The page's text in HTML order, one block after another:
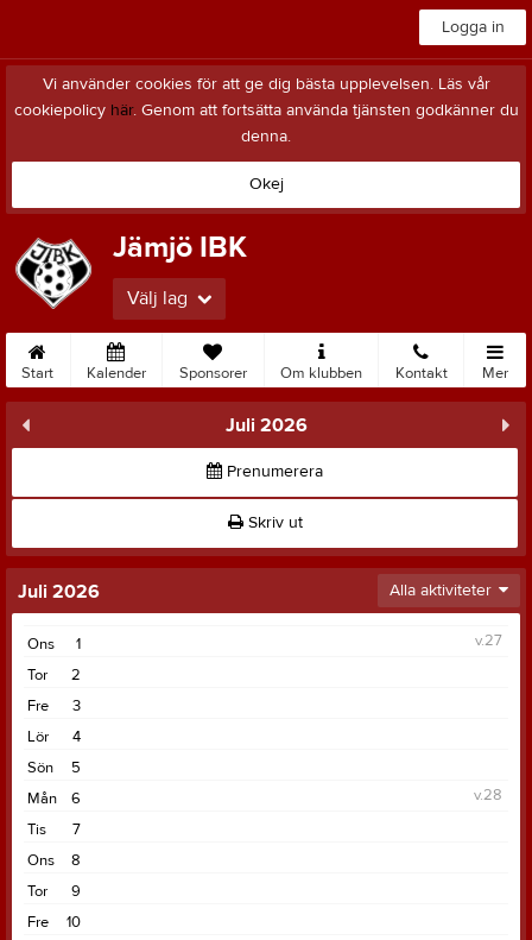
Logga in
Vi använder cookies för att ge dig bästa upplevelsen. Läs vår
cookiepolicy här. Genom att fortsätta använda tjänsten godkänner du
denna.
Okej
Jämjö IBK
Välj lag
Start Kalender Sponsorer Om klubben Kontakt Mer
Juli 2026
Prenumerera
Skriv ut
Juli 2026 Alla aktiviteter
1
Ons
v.27
2
Tor
3
Fre
4
Lör
5
Sön
6
Mån
v.28
7
Tis
8
Ons
9
Tor
10
Fre